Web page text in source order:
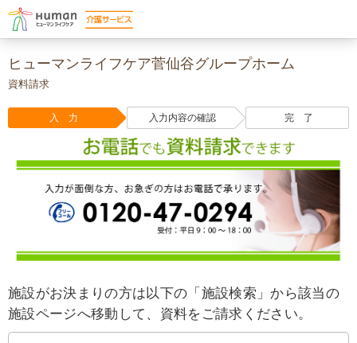
ヒューマンライフケア菅仙谷グループホーム
資料請求
入 力 入力内容の確認 完 了
施設がお決まりの方は以下の「施設検索」から該当の
施設ページへ移動して、資料をご請求ください。